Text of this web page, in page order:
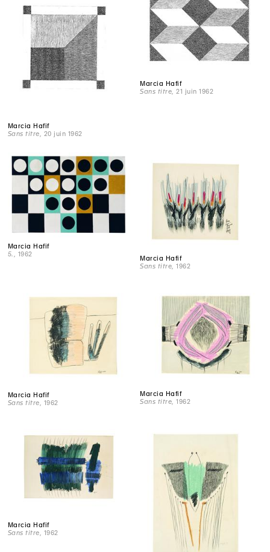
Marcia Hafif
Sans titre , 20 juin 1962
Marcia Hafif
Sans titre , 21 juin 1962
Marcia Hafif
5.
, 1962
Marcia Hafif
Sans titre , 1962
Marcia Hafif
Sans titre , 1962
Marcia Hafif
Sans titre , 1962
Marcia Hafif
Sans titre , 1962